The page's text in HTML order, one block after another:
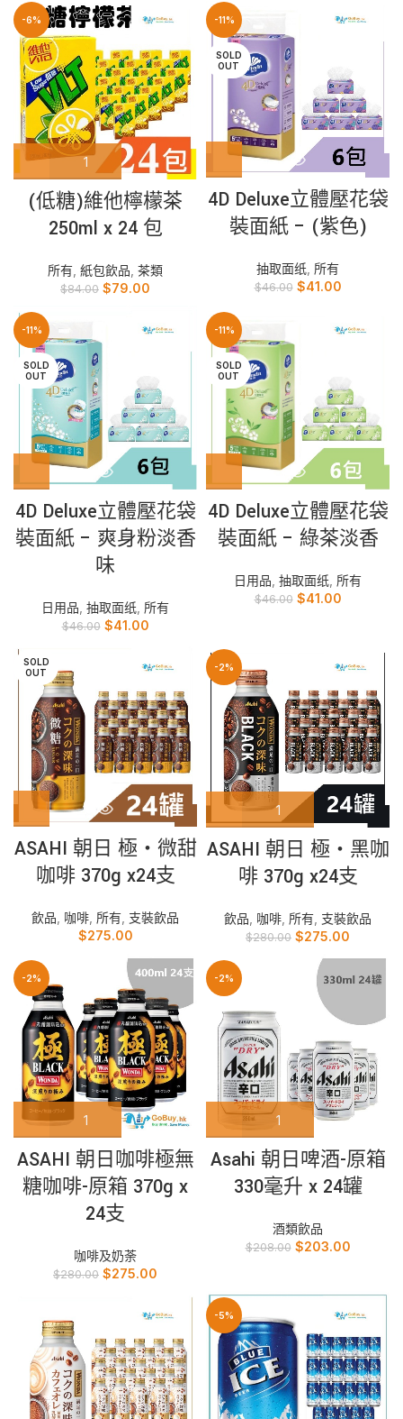
-6%
(低糖)維他檸檬茶
250ml x 24 包
所有, 紙包飲品, 茶類
$84.00 $79.00
-11%
SOLD
OUT
4D Deluxe立體壓花袋
裝面紙 – (紫色)
抽取面纸 所有
$46.00 $41.00
-11%
SOLD
OUT
4D Deluxe立體壓花袋
裝面紙 – 爽身粉淡香
味
日用品, 抽取面纸, 所有
$46.00 $41.00
-11%
SOLD
OUT
4D Deluxe立體壓花袋
裝面紙 – 綠茶淡香
日用品, 抽取面纸, 所有
$46.00 $41.00
SOLD
OUT
ASAHI 朝日 極‧微甜
咖啡 370g x24支
飲品 咖啡 所有 支裝飲品
$275.00
-2%
ASAHI 朝日 極‧黑咖
啡 370g x24支
飲品 咖啡 所有 支裝飲品
$280.00 $275.00
-2%
ASAHI 朝日咖啡極無
糖咖啡-原箱 370g x
24支
咖啡及奶荼
$280.00 $275.00
-2%
Asahi 朝日啤酒-原箱
330毫升 x 24罐
酒類飲品
$208.00 $203.00
-5%